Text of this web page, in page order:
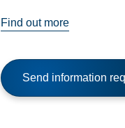
Find out more
Send information